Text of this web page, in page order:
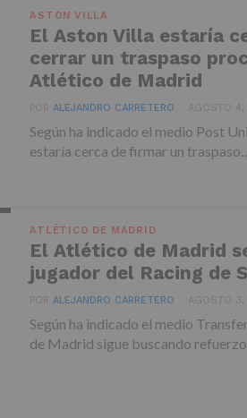
ASTON VILLA
El Aston Villa estaría
cerrar un traspaso
Atlético de Madrid
PORALEJANDRO CARRETERO AGOSTO 4,
Según ha indicado el medio Post
estaría cerca de firmar un traspaso...
ATLÉTICO DE MADRID
El Atlético de Madrid
jugador del Racing de
PORALEJANDRO CARRETERO AGOSTO 3,
Según ha indicado el medio
de Madrid sigue buscando